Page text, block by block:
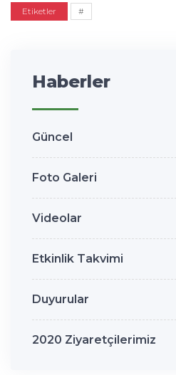
Etiketler #
Haberler
Güncel
Foto Galeri
Videolar
Etkinlik Takvimi
Duyurular
2020 Ziyaretçilerimiz